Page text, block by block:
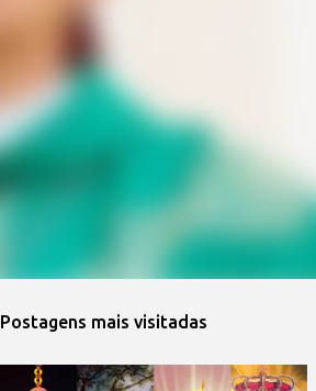
Postagens mais visitadas